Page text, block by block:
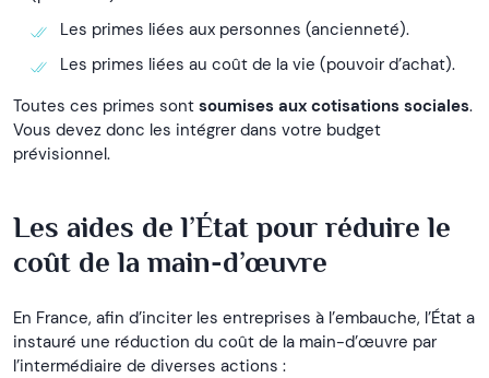
Les primes liées aux personnes (ancienneté).
Les primes liées au coût de la vie (pouvoir d’achat).
Toutes ces primes sont soumises aux cotisations sociales.
Vous devez donc les intégrer dans votre budget
prévisionnel.
Les aides de l’État pour réduire le
coût de la main-d’œuvre
En France, afin d’inciter les entreprises à l’embauche, l’État a
instauré une réduction du coût de la main-d’œuvre par
l’intermédiaire de diverses actions :